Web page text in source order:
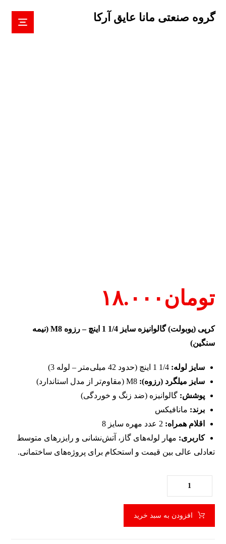
گروه صنعتی مانا عایق آرکا
تومان ۱۸.۰۰۰
کرپی (یوبولت) گالوانیزه سایز 1/4 1 اینچ – رزوه M8 (نیمه
سنگین)
سایز لوله: 1/4 1 اینچ (حدود 42 میلی‌متر – لوله 3)
سایز میلگرد (رزوه): M8 (مقاوم‌تر از مدل استاندارد)
پوشش: گالوانیزه (ضد زنگ و خوردگی)
برند: مانافیکس
اقلام همراه:
کاربری: مهار لوله‌های گاز، آتش‌نشانی و رایزرهای متوسط
تعادلی عالی بین قیمت و استحکام برای پروژه‌های ساختمانی.
افزودن به سبد خرید